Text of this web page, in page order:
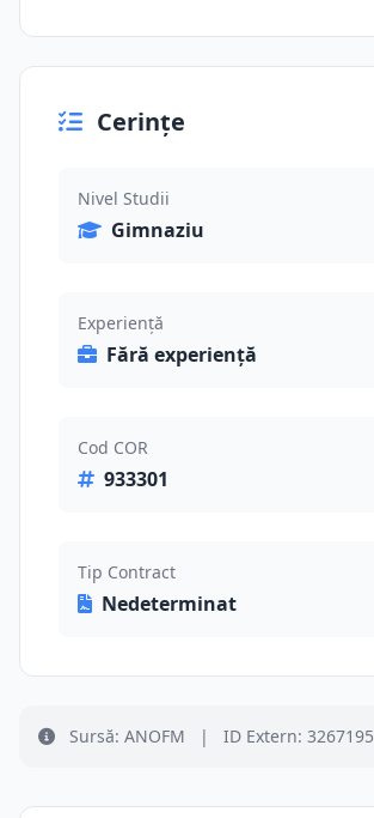
Cerințe
Nivel Studii
Gimnaziu
Experiență
Fără experiență
Cod COR
933301
Tip Contract
Nedeterminat
Sursă: ANOFM | ID Extern: 3267195